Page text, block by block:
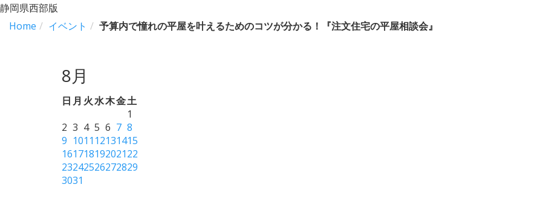
静岡県西部版
Home
イベント 予算内で憧れの平屋を叶えるためのコツが分かる！『注文住宅の平屋相談会』
8月
日 月 火水木金土
1
2 3 4 5 6 7 8
9 1011 12131415
16171819202122
23242526272829
3031